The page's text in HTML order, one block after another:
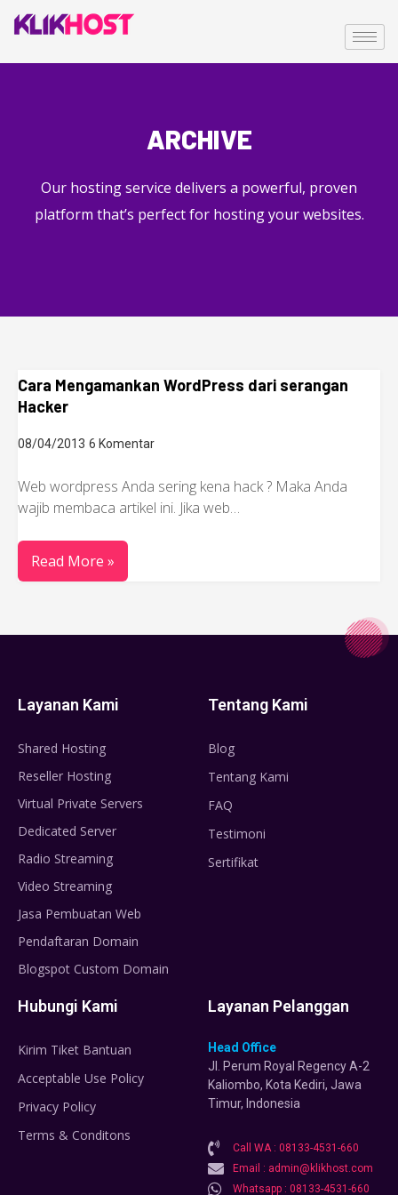
ARCHIVE
Our hosting service delivers a powerful, proven
platform that’s perfect for hosting your websites.
Cara Mengamankan WordPress dari serangan
Hacker
08/04/2013 6 Komentar
Web wordpress Anda sering kena hack ? Maka Anda
wajib membaca artikel ini. Jika web…
Read More »
Layanan Kami
Shared Hosting
Reseller Hosting
Virtual Private Servers
Dedicated Server
Radio Streaming
Video Streaming
Jasa Pembuatan Web
Pendaftaran Domain
Blogspot Custom Domain
Tentang Kami
Blog
Tentang Kami
FAQ
Testimoni
Sertifikat
Hubungi Kami
Kirim Tiket Bantuan
Acceptable Use Policy
Privacy Policy
Terms & Conditons
Layanan Pelanggan
Head Office
Jl. Perum Royal Regency A-2
Kaliombo, Kota Kediri, Jawa
Timur, Indonesia
Call WA : 08133-4531-660
Email : admin@klikhost.com
Whatsapp : 08133-4531-660